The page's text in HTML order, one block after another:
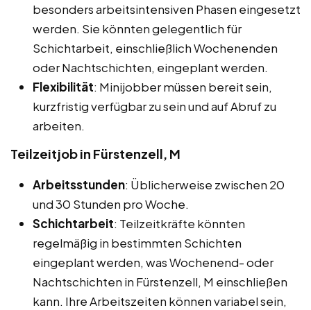
besonders arbeitsintensiven Phasen eingesetzt
werden. Sie könnten gelegentlich für
Schichtarbeit, einschließlich Wochenenden
oder Nachtschichten, eingeplant werden.
Flexibilität: Minijobber müssen bereit sein,
kurzfristig verfügbar zu sein und auf Abruf zu
arbeiten.
Teilzeitjob in Fürstenzell, M
Arbeitsstunden: Üblicherweise zwischen 20
und 30 Stunden pro Woche.
Schichtarbeit: Teilzeitkräfte könnten
regelmäßig in bestimmten Schichten
eingeplant werden, was Wochenend- oder
Nachtschichten in Fürstenzell, M einschließen
kann. Ihre Arbeitszeiten können variabel sein,